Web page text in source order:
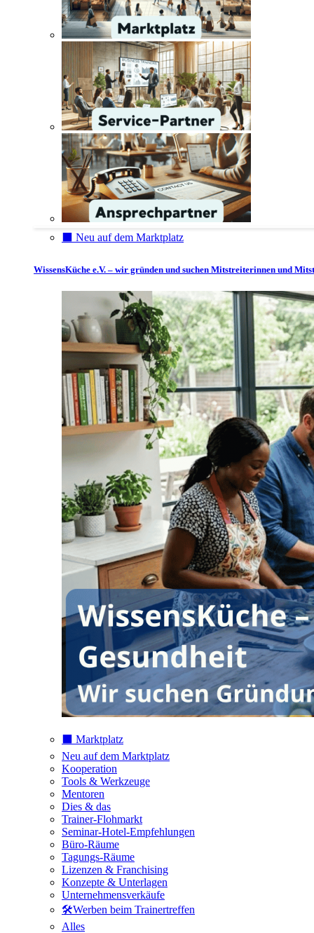
⬛️ Neu auf dem Marktplatz
WissensKüche e.V. – wir gründen und suchen Mitstreiterinnen und
⬛️ Marktplatz
Neu auf dem Marktplatz
Kooperation
Tools & Werkzeuge
Mentoren
Dies & das
Trainer-Flohmarkt
Seminar-Hotel-Empfehlungen
Büro-Räume
Tagungs-Räume
Lizenzen & Franchising
Konzepte & Unterlagen
Unternehmensverkäufe
🛠️Werben beim Trainertreffen
Alles